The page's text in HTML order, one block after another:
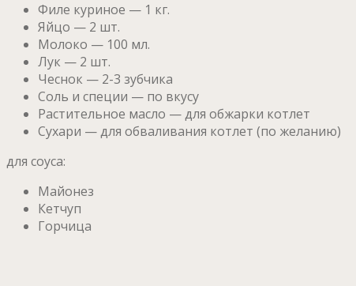
Филе куриное — 1 кг.
Яйцо — 2 шт.
Молоко — 100 мл.
Лук — 2 шт.
Чеснок — 2-3 зубчика
Соль и специи — по вкусу
Растительное масло — для обжарки котлет
Сухари — для обваливания котлет (по желанию)
для соуса:
Майонез
Кетчуп
Горчица